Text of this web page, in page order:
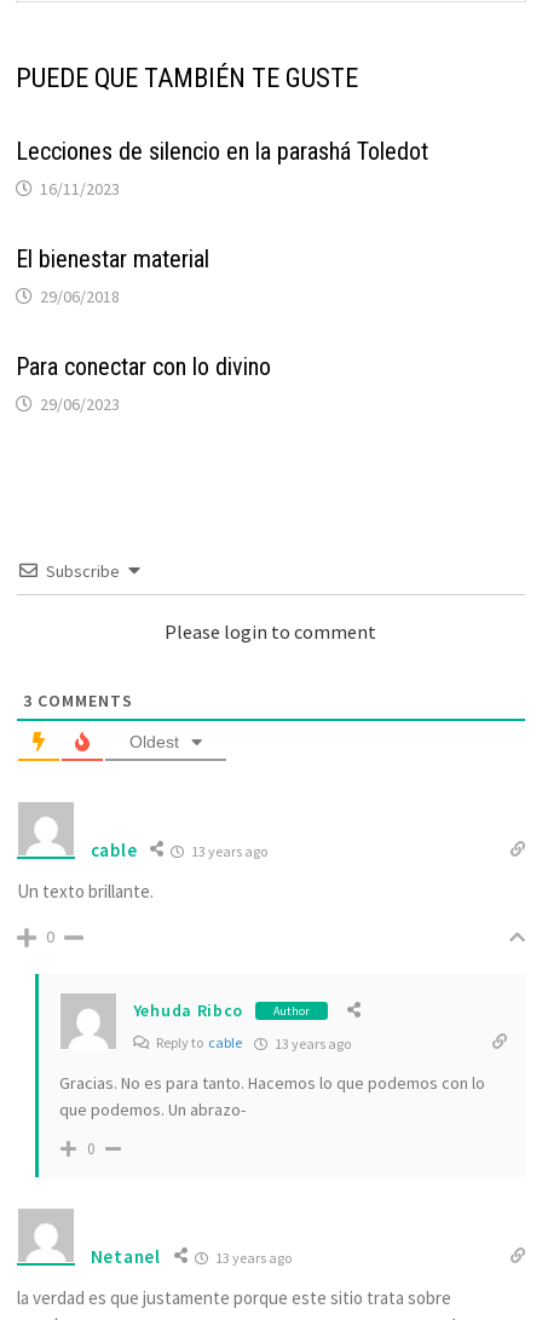
PUEDE QUE TAMBIÉN TE GUSTE
Lecciones de silencio en la parashá Toledot
16/11/2023
El bienestar material
29/06/2018
Para conectar con lo divino
29/06/2023
Subscribe
Please login to comment
3 COMMENTS
Oldest
cable 13 years ago
Un texto brillante.
0
Yehuda Ribco Author
Reply to cable 13 years ago
Gracias. No es para tanto. Hacemos lo que podemos con lo
que podemos. Un abrazo-
0
Netanel 13 years ago
la verdad es que justamente porque este sitio trata sobre